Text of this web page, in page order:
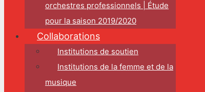
orchestres professionnels | Étude
pour la saison 2019/2020
Collaborations
Institutions de soutien
Institutions de la femme et de la
musique